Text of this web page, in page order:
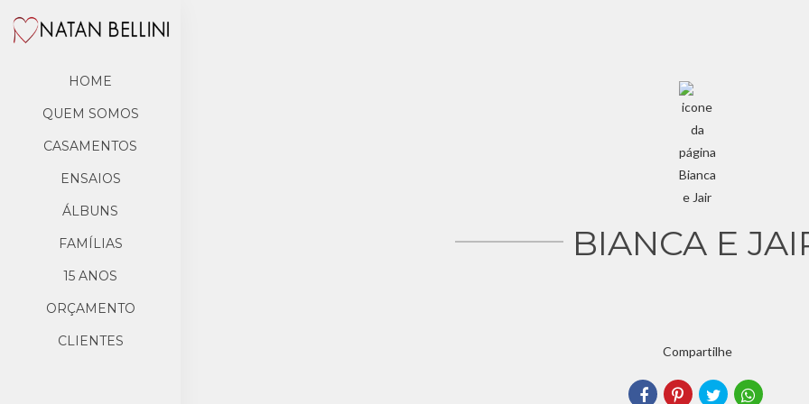
HOME
QUEM SOMOS
CASAMENTOS
ENSAIOS
ÁLBUNS
FAMÍLIAS
15 ANOS
ORÇAMENTO
CLIENTES
BIANCA E
Compartilhe